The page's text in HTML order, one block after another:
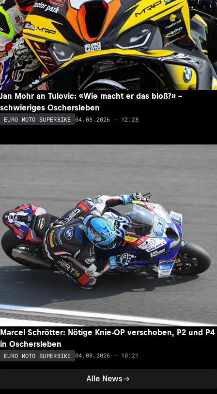
Alle News
Jan Mohr an Tulovic: «Wie macht er das bloß?» –
schwieriges Oschersleben
EURO MOTO SUPERBIKE 04.08.2026 - 12:28
Marcel Schrötter: Nötige Knie-OP verschoben, P2 und P4
in Oschersleben
EURO MOTO SUPERBIKE 04.08.2026 - 10:21